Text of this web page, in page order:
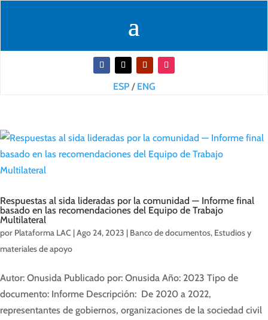
ESP/ ENG
Respuestas al sida lideradas por la comunidad — Informe final
basado en las recomendaciones del Equipo de Trabajo
Multilateral
por Plataforma LAC |Ago 24, 2023 | Banco de documentos, Estudios y
materiales de apoyo
Autor: Onusida Publicado por: Onusida Año: 2023 Tipo de
documento: Informe Descripción: De 2020 a 2022,
representantes de gobiernos, organizaciones de la sociedad civil